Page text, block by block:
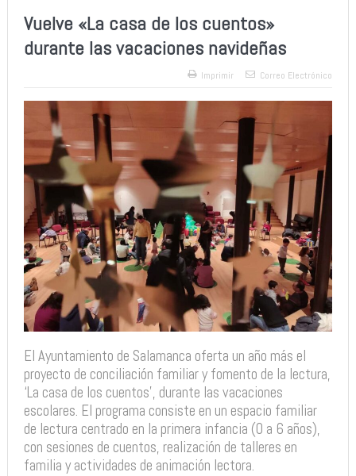
Vuelve «La casa de los cuentos»
durante las vacaciones navideñas
Imprimir Correo Electrónico
El Ayuntamiento de Salamanca oferta un año más el
proyecto de conciliación familiar y fomento de la lectura,
‘La casa de los cuentos’, durante las vacaciones
escolares. El programa consiste en un espacio familiar
de lectura centrado en la primera infancia (0 a 6 años),
con sesiones de cuentos, realización de talleres en
familia y actividades de animación lectora.